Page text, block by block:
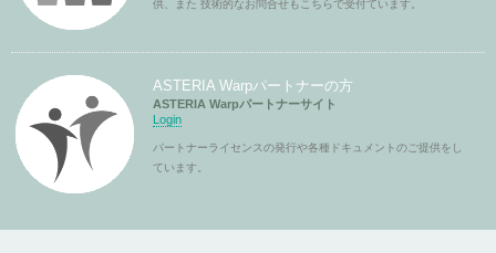
供、また 技術的なお問合せもこちらで受付ています。
ASTERIA Warpパートナーの方
ASTERIA Warpパートナーサイト
Login
パートナーライセンスの発行や各種ドキュメントのご提供をし
ています。